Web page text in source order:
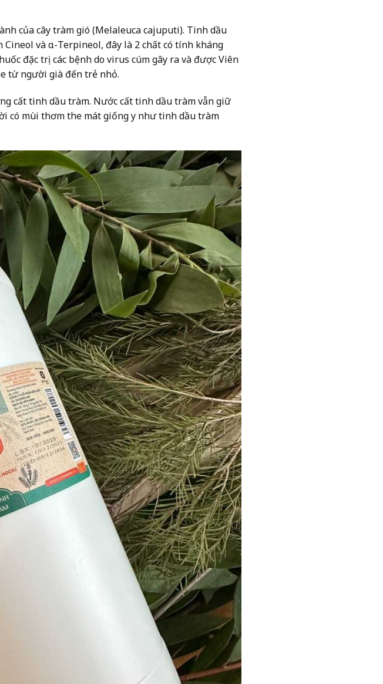
của cây tràm gió (Melaleuca cajuputi). Tinh dầu
và α-Terpineol, đây là 2 chất có tính kháng
đặc trị các bệnh do virus cúm gây ra và được Viên
từ người già đến trẻ nhỏ.
cất tinh dầu tràm. Nước cất tinh dầu tràm vẫn giữ
có mùi thơm the mát giống y như tinh dầu tràm